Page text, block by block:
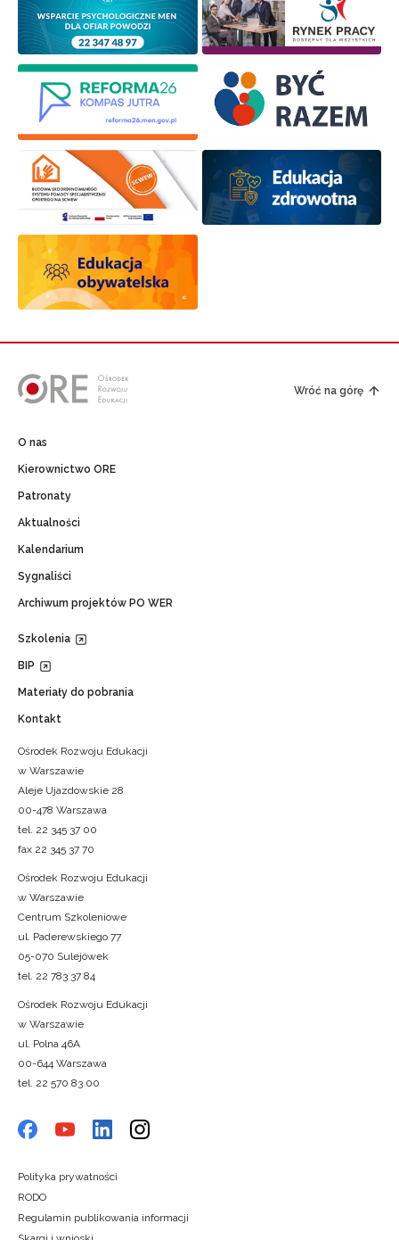
Wróć na górę
O nas
Kierownictwo ORE
Patronaty
Aktualności
Kalendarium
Sygnaliści
Archiwum projektów PO WER
Szkolenia
BIP
Materiały do pobrania
Kontakt
Ośrodek Rozwoju Edukacji
w Warszawie
Aleje Ujazdowskie 28
00-478 Warszawa
tel. 22 345 37 00
fax 22 345 37 70
Ośrodek Rozwoju Edukacji
w Warszawie
Centrum Szkoleniowe
ul. Paderewskiego 77
05-070 Sulejówek
tel. 22 783 37 84
Ośrodek Rozwoju Edukacji
w Warszawie
ul. Polna 46A
00-644 Warszawa
tel. 22 570 83 00
Polityka prywatności
RODO
Regulamin publikowania informacji